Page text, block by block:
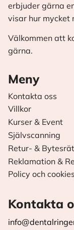
erbjuder gärna
visar hur mycket
Välkommen att
gärna.
Meny
Kontakta oss
Villkor
Kurser & Event
Självscanning
Retur- &
Reklamation &
Policy och cookies
Kontakta